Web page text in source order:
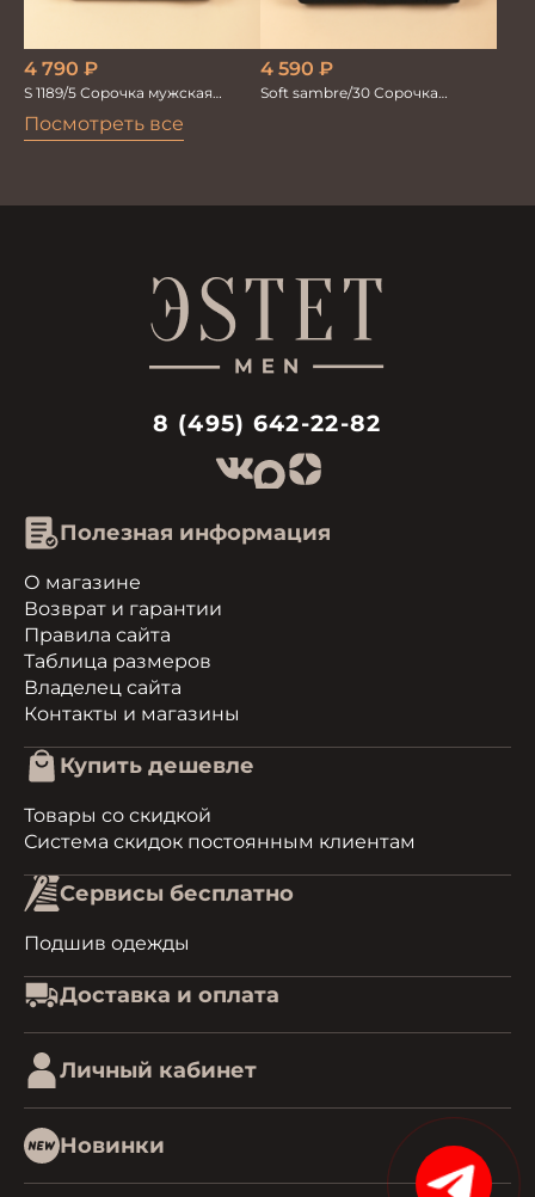
Посмотреть все
4 790 ₽
S 1189/5 Сорочка мужская
4 590 ₽
Soft sambre/30 Сорочка
8 (495) 642-22-82
Полезная информация
О магазине
Возврат и гарантии
Правила сайта
Таблица размеров
Владелец сайта
Контакты и магазины
Купить дешевле
Товары со скидкой
Система скидок постоянным клиентам
Сервисы бесплатно
Подшив одежды
Доставка и оплата
Личный кабинет
Новинки
15%